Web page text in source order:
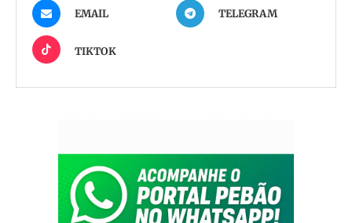
EMAIL TELEGRAM
TIKTOK